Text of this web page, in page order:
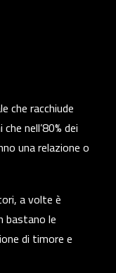
che racchiude
nell’80% dei
una relazione o
a volte è
bastano le
di timore e